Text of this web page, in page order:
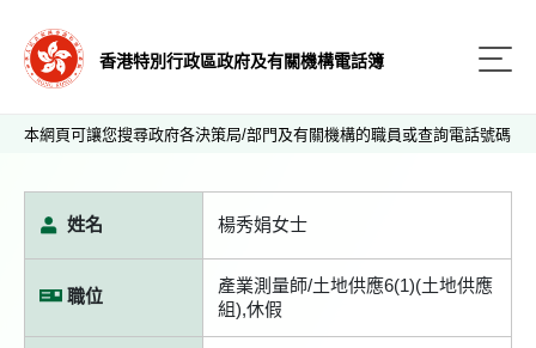
香港特別行政區政府及有關機構電話簿
本網頁可讓您搜尋政府各決策局/部門及有關機構的職員或查詢電話號碼
姓名 楊秀娟女士
職位
產業測量師/土地供應6(1)(土地供應
組),休假